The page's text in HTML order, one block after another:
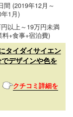
間 (2019年12月～
1月)
以上～19万円未満
料+食事+宿泊費)
タイダイサイエン
デザインや色を
クチコミ詳細を